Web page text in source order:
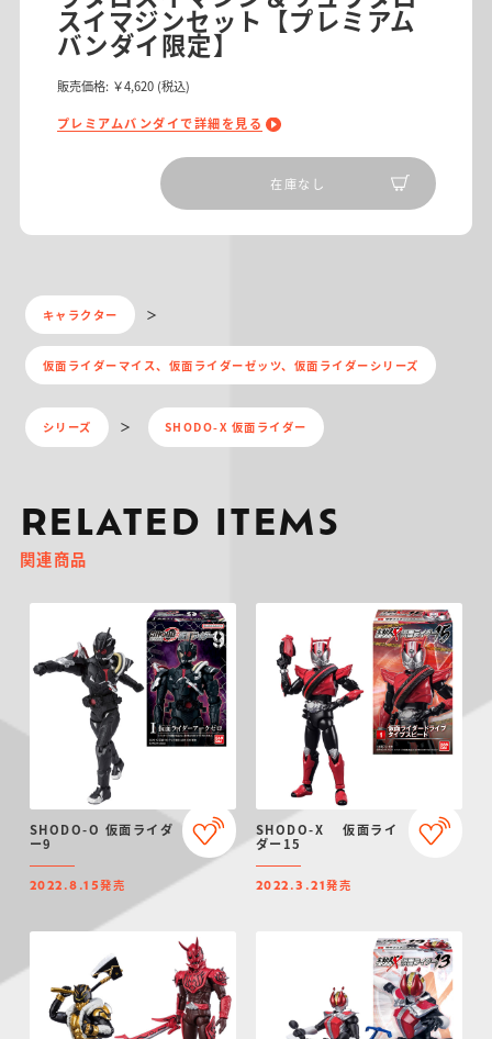
スイマジンセット【プレミアム
バンダイ限定】
販売価格: ￥4,620 (税込)
プレミアムバンダイで詳細を見る
在庫なし
キャラクター
仮面ライダーマイス、仮面ライダーゼッツ、仮面ライダーシリーズ
シリーズ SHODO-X 仮面ライダー
RELATED ITEMS
関連商品
SHODO-O 仮面ライダ
ー9
2022.8.15発売
SHODO-X 仮面ライ
ダー15
2022.3.21発売